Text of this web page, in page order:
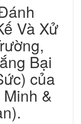
Và Xử
Bại
của
&